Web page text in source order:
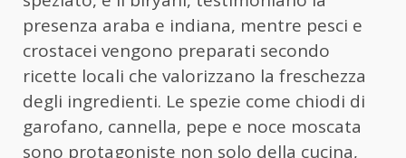
presenza araba e indiana, mentre pesci e
crostacei vengono preparati secondo
ricette locali che valorizzano la freschezza
degli ingredienti. Le spezie come chiodi di
garofano, cannella, pepe e noce moscata
sono protagoniste non solo della cucina,